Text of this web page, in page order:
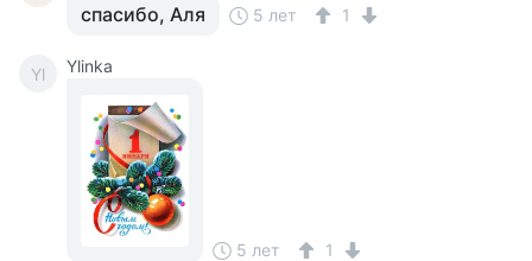
спасибо, Аля 5 лет 1
Yl Ylinka
5 лет 1